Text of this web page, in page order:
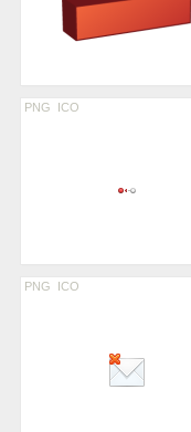
PNG ICO
PNG ICO